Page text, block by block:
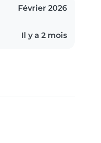
Février 2026
Il y a 2 mois